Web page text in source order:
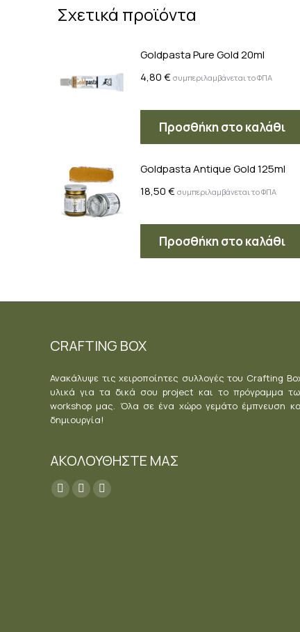
Σχετικά προϊόντα
Goldpasta Pure Gold 20ml
4,80€ συμπεριλαμβάνεται το ΦΠΑ
Προσθήκη στο καλάθι
Goldpasta Antique Gold 125ml
18,50€ συμπεριλαμβάνεται το ΦΠΑ
Προσθήκη στο καλάθι
CRAFTING BOX
Ανακάλυψε τις χειροποίητες συλλογές του Crafting
υλικά για τα δικά σου project και το πρόγραμμα
workshop μας. Όλα σε ένα χώρο γεμάτο έμπνευση
δημιουργία!
ΑΚΟΛΟΥΘΗΣΤΕ ΜΑΣ
Find us on:
Facebook
YouTubeInstagram